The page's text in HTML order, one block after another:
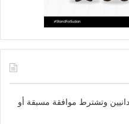
وتشترط موافقة مسبقة أو